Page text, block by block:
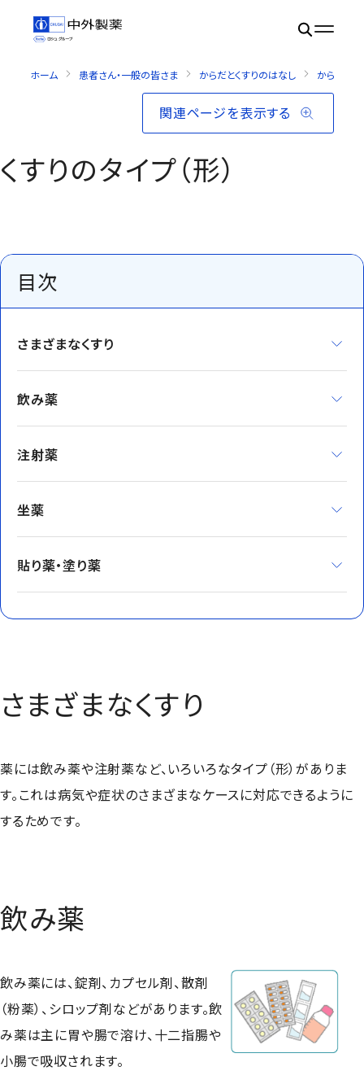
ホーム 患者さん・一般の皆さま からだとくすりのはなし からだとく
関連ページを表示する
くすりのタイプ（形）
目次
さまざまなくすり
飲み薬
注射薬
坐薬
貼り薬・塗り薬
さまざまなくすり
薬には飲み薬や注射薬など、いろいろなタイプ（形）がありま
す。これは病気や症状のさまざまなケースに対応できるように
するためです。
飲み薬
飲み薬には、錠剤、カプセル剤、散剤
（粉薬）、シロップ剤などがあります。飲
み薬は主に胃や腸で溶け、十二指腸や
小腸で吸収されます。